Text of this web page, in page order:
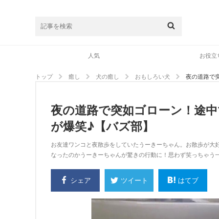
人気 お役立
トップ 癒し 犬の癒し おもしろい犬 夜の道路で
夜の道路で突如ゴローン！途
が爆笑♪【バズ部】
お友達ワンコと夜散歩をしていたうーきーちゃん。お散歩が
なったのかうーきーちゃんが驚きの行動に！思わず笑っちゃう
シェア ツイート はてブ